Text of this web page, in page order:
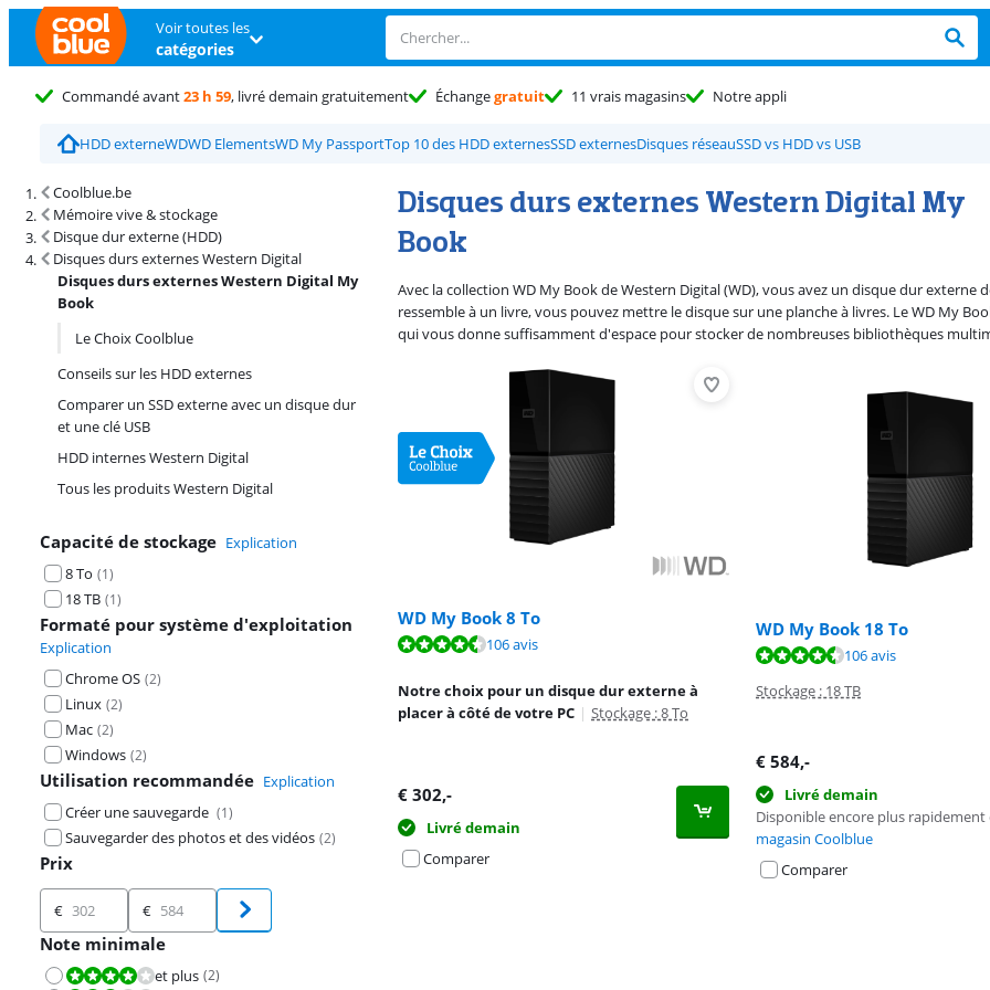
Voir toutes les
catégories
Commandé avant23 h 59, livré demain gratuitement Échangegratuit 11 vrais magasins Notre appli
HDD externeWDWD ElementsWD My PassportTop 10 des HDD externesSSD externesDisques réseauSSD vs HDD vs USB
Coolblue.be
Mémoire vive & stockage
Disque dur externe (HDD)
Disques durs externes Western Digital
Disques durs externes Western Digital My
Book
Le Choix Coolblue
Conseils sur les HDD externes
Comparer un SSD externe avec un disque dur
et une clé USB
HDD internes Western Digital
Tous les produits Western Digital
Capacité de stockage Explication
8 To (1)
18 TB (1)
Formaté pour système d'exploitation
Explication
Chrome OS (2)
Linux (2)
Mac (2)
Windows (2)
Utilisation recommandée Explication
Créer une sauvegarde (1)
Sauvegarder des photos et des vidéos (2)
Prix
Prix
€ €
Note minimale
La note est 8,0 sur 10.
et plus (2)
Disques durs externes Western Digital My
Book
Résultats de recherche et tri
Avec la collection WD My Book de Western Digital (WD), vous avez un disque dur
ressemble à un livre, vous pouvez mettre le disque sur une planche à livres. Le WD My
qui vous donne suffisamment d'espace pour stocker de nombreuses bibliothèques
WD My Book 8 To
La note est de 8,6 sur 10, basée sur 106 avis.
106 avis
Notre choix pour un disque dur externe à
placer à côté de votre PC | Stockage : 8 To
€ 302,-
Livré demain
Comparer
WD My Book 18 To
La note est de 8,6 sur 10, basée sur 106 avis.
106 avis
Stockage : 18 TB
€ 584,-
Livré demain
Disponible encore plus rapidement
magasin Coolblue
Comparer